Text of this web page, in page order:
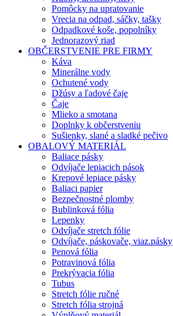
Pomôcky na upratovanie
Vrecia na odpad, sáčky, tašky
Odpadkové koše, popolníky
Jednorazový riad
OBČERSTVENIE PRE FIRMY
Káva
Minerálne vody
Ochutené vody
Džúsy a ľadové čaje
Čaje
Mlieko a smotana
Doplnky k občerstveniu
Sušienky, slané a sladké pečivo
OBALOVÝ MATERIÁL
Baliace pásky
Odvíjače lepiacich pások
Krepové lepiace pásky
Baliaci papier
Bezpečnostné plomby
Bublinková fólia
Lepenky
Odvíjače stretch fólie
Odvíjače, páskovače, viaz.pásky
Penová fólia
Potravinová fólia
Prekrývacia fólia
Tubus
Stretch fólie ručné
Stretch fólia strojná